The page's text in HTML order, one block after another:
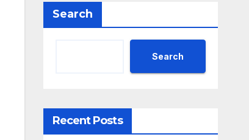
Search
Search
Recent Posts